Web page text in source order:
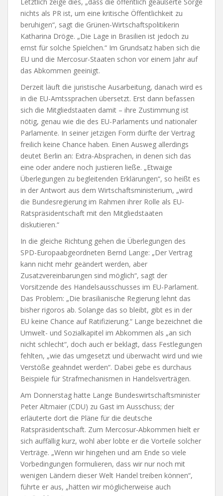
nichts als PR ist, um eine kritische Öffentlichkeit zu
beruhigen“, sagt die Grünen-Wirtschaftspolitikerin
Katharina Dröge. „Die Lage in Brasilien ist jedoch zu
ernst für solche Spielchen.“ Im Grundsatz haben sich die
EU und die Mercosur-Staaten schon vor einem Jahr auf
das Abkommen geeinigt.
Derzeit läuft die juristische Ausarbeitung, danach wird es
in die EU-Amtssprachen übersetzt. Erst dann befassen
sich die Mitgliedstaaten damit – ihre Zustimmung ist
nötig, genau wie die des EU-Parlaments und nationaler
Parlamente. In seiner jetzigen Form dürfte der Vertrag
freilich keine Chance haben. Einen Ausweg allerdings
deutet Berlin an: Extra-Absprachen, in denen sich das
eine oder andere noch justieren ließe. „Etwaige
Überlegungen zu begleitenden Erklärungen“, so heißt es
in der Antwort aus dem Wirtschaftsministerium, „wird
die Bundesregierung im Rahmen ihrer Rolle als EU-
Ratspräsidentschaft mit den Mitgliedstaaten
diskutieren.“
In die gleiche Richtung gehen die Überlegungen des
SPD-Europaabgeordneten Bernd Lange: „Der Vertrag
kann nicht mehr geändert werden, aber
Zusatzvereinbarungen sind möglich“, sagt der
Vorsitzende des Handelsausschusses im EU-Parlament.
Das Problem: „Die brasilianische Regierung lehnt das
bisher rigoros ab. Solange das so bleibt, gibt es in der
EU keine Chance auf Ratifizierung.“ Lange bezeichnet die
Umwelt- und Sozialkapitel im Abkommen als „an sich
nicht schlecht“, doch auch er beklagt, dass Festlegungen
fehlten, „wie das umgesetzt und überwacht wird und wie
Verstöße geahndet werden“. Dabei gebe es durchaus
Beispiele für Strafmechanismen in Handelsverträgen.
Am Donnerstag hatte Lange Bundeswirtschaftsminister
Peter Altmaier (CDU) zu Gast im Ausschuss; der
erläuterte dort die Pläne für die deutsche
Ratspräsidentschaft. Zum Mercosur-Abkommen hielt er
sich auffällig kurz, wohl aber lobte er die Vorteile solcher
Verträge. „Wenn wir hingehen und am Ende so viele
Vorbedingungen formulieren, dass wir nur noch mit
wenigen Ländern dieser Welt Handel treiben können“,
führte er aus, „hätten wir möglicherweise auch